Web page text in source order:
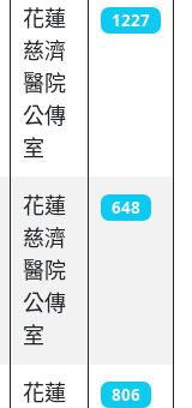
花蓮
慈濟
醫院
公傳
室
1227
花蓮
慈濟
醫院
公傳
室
648
花蓮
806